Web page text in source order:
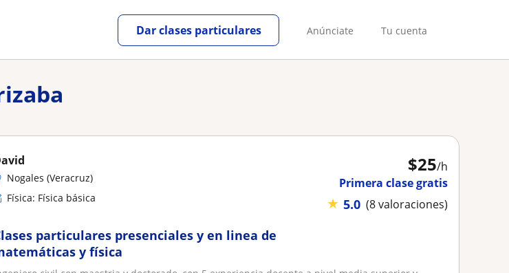
Anúnciate Tu cuenta
Dar clases particulares
$25/h
Primera clase gratis
★ 5.0 (8 valoraciones)
Nogales (Veracruz)
Física: Física básica
particulares presenciales y en linea de
y física